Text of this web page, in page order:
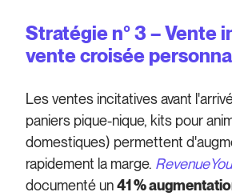
Stratégie n° 3 – Vente
vente croisée
Les ventes incitatives avant
paniers pique-nique, kits pour
domestiques) permettent
rapidement la marge.
documenté un41 %